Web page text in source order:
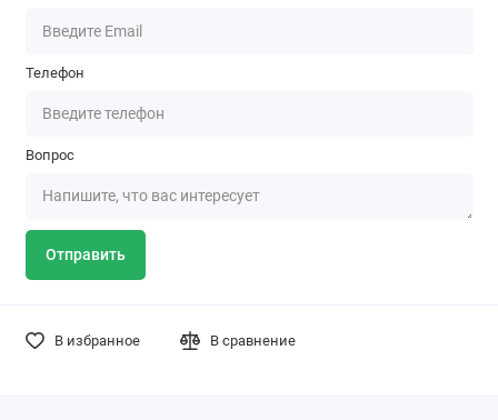
Телефон
Вопрос
Отправить
В избранное В сравнение